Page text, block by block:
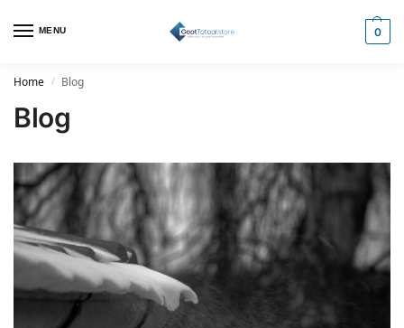
MENU 0
Home / Blog
Blog